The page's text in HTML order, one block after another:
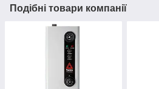
Подібні товари компанії